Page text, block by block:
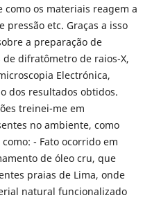
como os materiais reagem a
pressão etc. Graças a isso
a preparação de
difratômetro de raios-X,
Electrónica,
dos resultados obtidos.
treinei-me em
no ambiente, como
- Fato ocorrido em
de óleo cru, que
praias de Lima, onde
natural funcionalizado